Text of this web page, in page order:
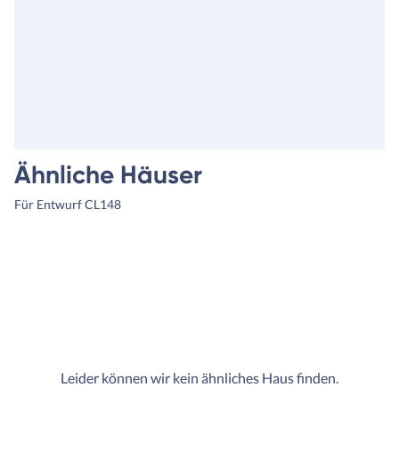
Ähnliche Häuser
Für Entwurf CL148
Leider können wir kein ähnliches Haus finden.